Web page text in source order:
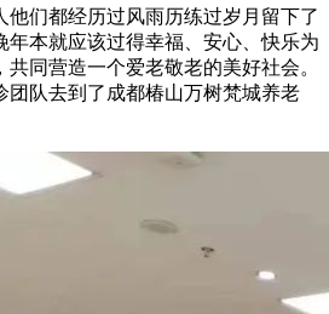
他们都经历过风雨历练过岁月留下了
年本就应该过得幸福、安心、快乐为
同营造一个爱老敬老的美好社会。
团队去到了成都椿山万树梵城养老